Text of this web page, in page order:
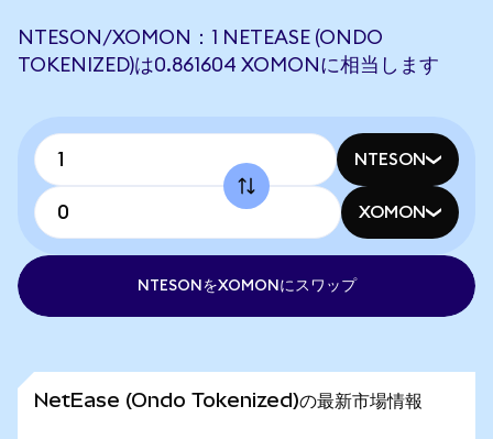
NTESON/XOMON：1 NETEASE (ONDO
TOKENIZED)は0.861604 XOMONに相当します
NTESON
XOMON
NTESONをXOMONにスワップ
NetEase (Ondo Tokenized)の最新市場情報